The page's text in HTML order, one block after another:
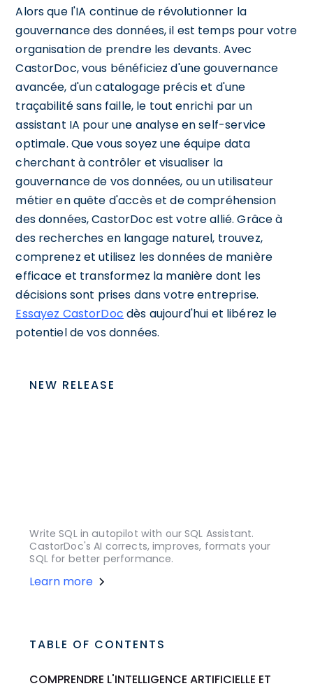
Alors que l'IA continue de révolutionner la
gouvernance des données, il est temps pour votre
organisation de prendre les devants. Avec
CastorDoc, vous bénéficiez d'une gouvernance
avancée, d'un catalogage précis et d'une
traçabilité sans faille, le tout enrichi par un
assistant IA pour une analyse en self-service
optimale. Que vous soyez une équipe data
cherchant à contrôler et visualiser la
gouvernance de vos données, ou un utilisateur
métier en quête d'accès et de compréhension
des données, CastorDoc est votre allié. Grâce à
des recherches en langage naturel, trouvez,
comprenez et utilisez les données de manière
efficace et transformez la manière dont les
décisions sont prises dans votre entreprise.
Essayez CastorDoc dès aujourd'hui et libérez le
potentiel de vos données.
NEW RELEASE
Write SQL in autopilot with our SQL Assistant.
CastorDoc's AI corrects, improves, formats your
SQL for better performance.
Learn more
TABLE OF CONTENTS
COMPRENDRE L'INTELLIGENCE ARTIFICIELLE ET